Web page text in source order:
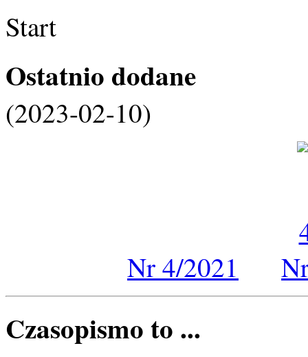
Start
Ostatnio dodane
(2023-02-10)
Nr 4/2021
Czasopismo to ...